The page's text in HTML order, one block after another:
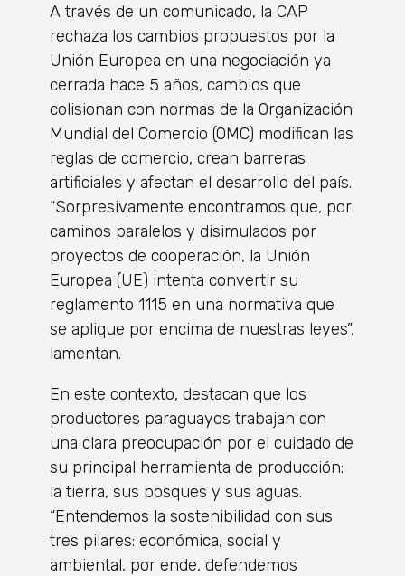
A través de un comunicado, la CAP
rechaza los cambios propuestos por la
Unión Europea en una negociación ya
cerrada hace 5 años, cambios que
colisionan con normas de la Organización
Mundial del Comercio (OMC) modifican las
reglas de comercio, crean barreras
artificiales y afectan el desarrollo del país.
“Sorpresivamente encontramos que, por
caminos paralelos y disimulados por
proyectos de cooperación, la Unión
Europea (UE) intenta convertir su
reglamento 1115 en una normativa que
se aplique por encima de nuestras leyes”,
lamentan.
En este contexto, destacan que los
productores paraguayos trabajan con
una clara preocupación por el cuidado de
su principal herramienta de producción:
la tierra, sus bosques y sus aguas.
“Entendemos la sostenibilidad con sus
tres pilares: económica, social y
ambiental, por ende, defendemos